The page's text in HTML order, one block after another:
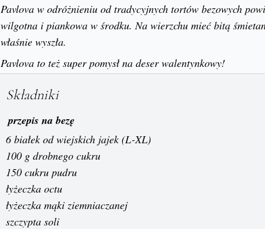
Pavlova w odróżnieniu od tradycyjnych tortów bezowych
wilgotna i piankowa w środku. Na wierzchu mieć bitą
właśnie wyszła.
Pavlova to też super pomysł na deser walentynkowy!
Składniki
przepis na bezę
6 białek od wiejskich jajek (L-XL)
100 g drobnego cukru
150 cukru pudru
łyżeczka octu
łyżeczka mąki ziemniaczanej
szczypta soli